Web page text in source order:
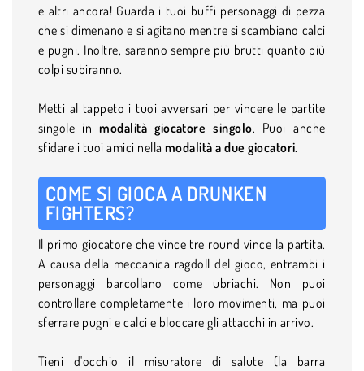
e altri ancora! Guarda i tuoi buffi personaggi di pezza
che si dimenano e si agitano mentre si scambiano calci
e pugni. Inoltre, saranno sempre più brutti quanto più
colpi subiranno.
Metti al tappeto i tuoi avversari per vincere le partite
singole inmodalità giocatore singolo. Puoi anche
sfidare i tuoi amici nella modalità a due giocatori.
COME SI GIOCA A DRUNKEN
FIGHTERS?
Il primo giocatore che vince tre round vince la partita.
A causa della meccanica ragdoll del gioco, entrambi i
personaggi barcollano come ubriachi. Non puoi
controllare completamente i loro movimenti, ma puoi
sferrare pugni e calci e bloccare gli attacchi in arrivo.
Tieni d'occhio il misuratore di salute (la barra